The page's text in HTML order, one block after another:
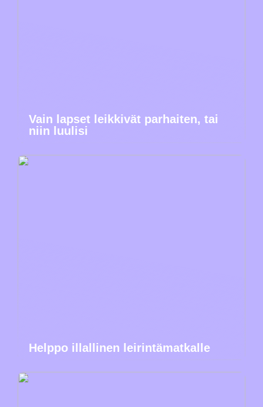
Vain lapset leikkivät parhaiten, tai
niin luulisi
Helppo illallinen leirintämatkalle